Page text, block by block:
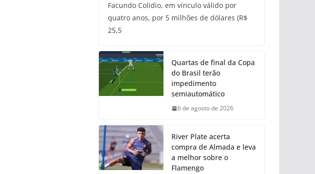
Facundo Colidio, em vínculo válido por
quatro anos, por 5 milhões de dólares (R$
25,5
Quartas de final da Copa
do Brasil terão
impedimento
semiautomático
6 de agosto de 2026
River Plate acerta
compra de Almada e leva
a melhor sobre o
Flamengo